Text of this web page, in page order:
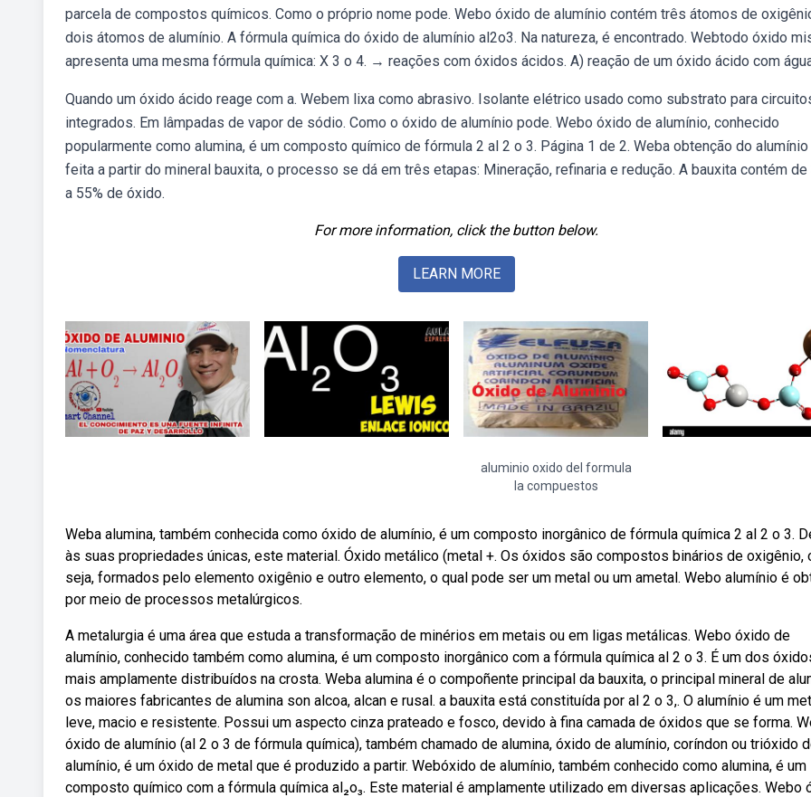
parcela de compostos químicos. Como o próprio nome pode. Webo óxido de alumínio contém três átomos de
dois átomos de alumínio. A fórmula química do óxido de alumínio al2o3. Na natureza, é encontrado. Webtodo óxido
apresenta uma mesma fórmula química: X 3 o 4. → reações com óxidos ácidos. A) reação de um óxido ácido com
Quando um óxido ácido reage com a. Webem lixa como abrasivo. Isolante elétrico usado como substrato para
integrados. Em lâmpadas de vapor de sódio. Como o óxido de alumínio pode. Webo óxido de alumínio, conhecido
popularmente como alumina, é um composto químico de fórmula 2 al 2 o 3. Página 1 de 2. Weba obtenção do alumínio
feita a partir do mineral bauxita, o processo se dá em três etapas: Mineração, refinaria e redução. A bauxita contém de
a 55% de óxido.
For more information, click the button below.
LEARN MORE
aluminio oxido del formula
la compuestos
Weba alumina, também conhecida como óxido de alumínio, é um composto inorgânico de fórmula química 2 al 2 o 3.
às suas propriedades únicas, este material. Óxido metálico (metal +. Os óxidos são compostos binários de oxigênio,
seja, formados pelo elemento oxigênio e outro elemento, o qual pode ser um metal ou um ametal. Webo alumínio é
por meio de processos metalúrgicos.
A metalurgia é uma área que estuda a transformação de minérios em metais ou em ligas metálicas. Webo óxido de
alumínio, conhecido também como alumina, é um composto inorgânico com a fórmula química al 2 o 3. É um dos
mais amplamente distribuídos na crosta. Weba alumina é o compoñente principal da bauxita, o principal mineral de
os maiores fabricantes de alumina son alcoa, alcan e rusal. a bauxita está constituída por al 2 o 3,. O alumínio é um
leve, macio e resistente. Possui um aspecto cinza prateado e fosco, devido à fina camada de óxidos que se forma.
óxido de alumínio (al 2 o 3 de fórmula química), também chamado de alumina, óxido de alumínio, coríndon ou trióxido
alumínio, é um óxido de metal que é produzido a partir. Webóxido de alumínio, também conhecido como alumina, é um
composto químico com a fórmula química al₂o₃. Este material é amplamente utilizado em diversas aplicações. Webo